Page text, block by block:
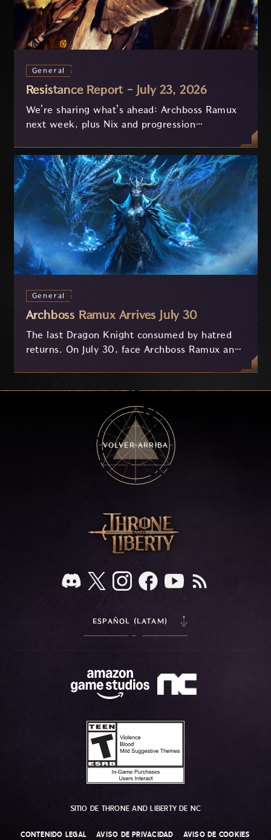
General
Resistance Report - July 23, 2026
We're sharing what's ahead: Archboss Ramux
next week, plus Nix and progression
on your feedback.
General
Archboss Ramux Arrives July 30
The last Dragon Knight consumed by hatred
returns. On July 30, face Archboss Ramux and
key combat mechanics, the Ballista, and the
new Archboss equipment that awaits.
VOLVER ARRIBA
ESPAÑOL (LATAM)
SITIO DE THRONE AND LIBERTY DE NC
CONTENIDO LEGAL AVISO DE PRIVACIDAD AVISO DE COOKIES